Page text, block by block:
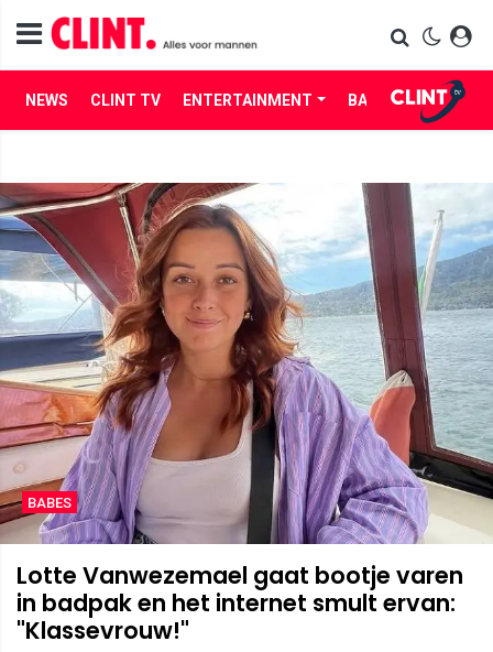
NEWS CLINT TV ENTERTAINMENT BABES LIFE
BABES
Lotte Vanwezemael gaat bootje varen
in badpak en het internet smult ervan:
"Klassevrouw!"